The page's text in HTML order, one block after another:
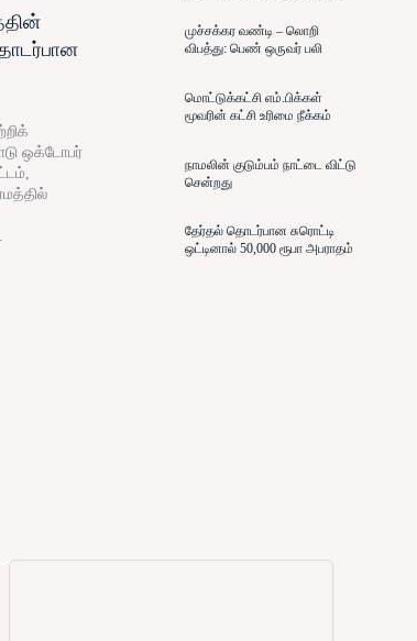
ஒக்டோபர்
முச்சக்கர வண்டி – லொறி
விபத்து: பெண் ஒருவர் பலி
மொட்டுக்கட்சி எம்.பிக்கள்
மூவரின் கட்சி உரிமை நீக்கம்
நாமலின் குடும்பம் நாட்டை விட்டு
சென்றது
தேர்தல் தொடர்பான சுரொட்டி
ஒட்டினால் 50,000 ரூபா அபராதம்